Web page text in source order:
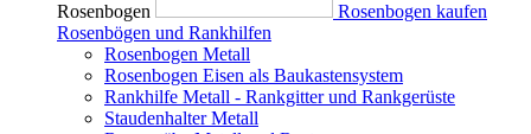
Rosenbogen
Rosenbogen kaufen
Rosenbögen und Rankhilfen
Rosenbogen Metall
Rosenbogen Eisen als Baukastensystem
Rankhilfe Metall - Rankgitter und Rankgerüste
Staudenhalter Metall